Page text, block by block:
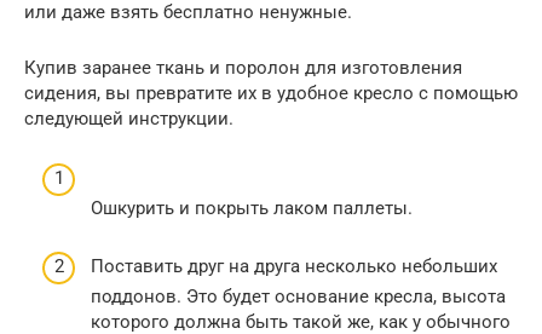
или даже взять бесплатно ненужные.
Купив заранее ткань и поролон для изготовления
сидения, вы превратите их в удобное кресло с помощью
следующей инструкции.
Ошкурить и покрыть лаком паллеты.
Поставить друг на друга несколько небольших
поддонов. Это будет основание кресла, высота
которого должна быть такой же, как у обычного